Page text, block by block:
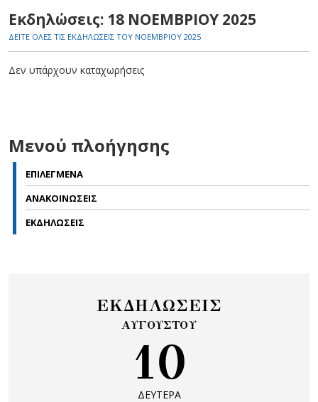
Εκδηλώσεις: 18 ΝΟΕΜΒΡΙΟΥ 2025
ΔΕΙΤΕ ΟΛΕΣ ΤΙΣ ΕΚΔΗΛΩΣΕΙΣ ΤΟΥ ΝΟΕΜΒΡΙΟΥ 2025
Δεν υπάρχουν καταχωρήσεις
Μενού πλοήγησης
ΕΠΙΛΕΓΜΕΝΑ
ΑΝΑΚΟΙΝΩΣΕΙΣ
ΕΚΔΗΛΩΣΕΙΣ
ΕΚΔΗΛΩΣΕΙΣ
ΑΥΓΟΥΣΤΟΥ
10
ΔΕΥΤΕΡΑ